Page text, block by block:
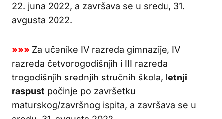
22. juna 2022, a završava se u sredu, 31.
avgusta 2022.
»»» Za učenike IV razreda gimnazije, IV
razreda četvorogodišnjih i III razreda
trogodišnjih srednjih stručnih škola, letnji
raspust počinje po završetku
maturskog/završnog ispita, a završava se u